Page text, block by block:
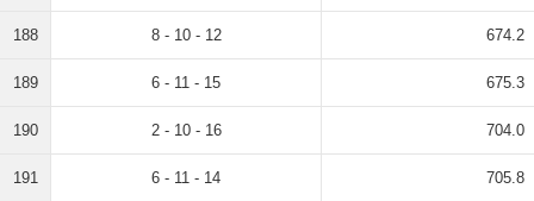
188 8 - 10 - 12 674.2
189 6 - 11 - 15 675.3
190 2 - 10 - 16 704.0
191 6 - 11 - 14 705.8